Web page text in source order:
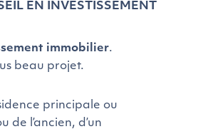
EN INVESTISSEMENT
immobilier.
beau projet.
principale ou
de l’ancien, d’un